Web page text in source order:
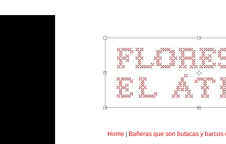
Home | Bañeras que son butacas y barcos